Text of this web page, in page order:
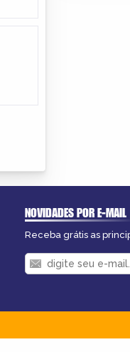
NOVIDADES POR E-MAIL
Receba grátis as